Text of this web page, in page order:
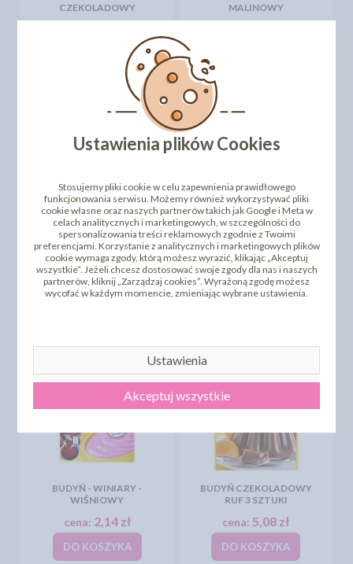
CZEKOLADOWY
DO KOSZYKA
MALINOWY
BUDYŃ - WINIARY -
ŚMIETANKOWY - 60G
cena:2,14 zł
DO KOSZYKA
BUDYŃ - WINIARY -
WANILIOWY
cena:2,14 zł
DO KOSZYKA
BUDYŃ - WINIARY -
WIŚNIOWY
cena: 2,14 zł
DO KOSZYKA
BUDYŃ CZEKOLADOWY
RUF 3 SZTUKI
cena:5,08 zł
DO KOSZYKA
Ustawienia plików Cookies
Stosujemy pliki cookie w celu zapewnienia prawidłowego
funkcjonowania serwisu. Możemy również wykorzystywać pliki
cookie własne oraz naszych partnerów takich jak Google i Meta w
celach analitycznych i marketingowych, w szczególności do
spersonalizowania treści reklamowych zgodnie z Twoimi
preferencjami. Korzystanie z analitycznych i marketingowych plików
cookie wymaga zgody, którą możesz wyrazić, klikając „Akceptuj
wszystkie”. Jeżeli chcesz dostosować swoje zgody dla nas i naszych
partnerów, kliknij „Zarządzaj cookies”. Wyrażoną zgodę możesz
wycofać w każdym momencie, zmieniając wybrane ustawienia.
Ustawienia
Akceptuj wszystkie